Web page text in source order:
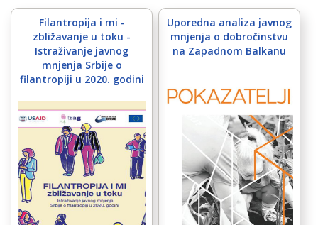
Filantropija i mi -
zbližavanje u toku -
Istraživanje javnog
mnjenja Srbije o
filantropiji u 2020. godini
Uporedna analiza javnog
mnjenja o dobročinstvu
na Zapadnom Balkanu